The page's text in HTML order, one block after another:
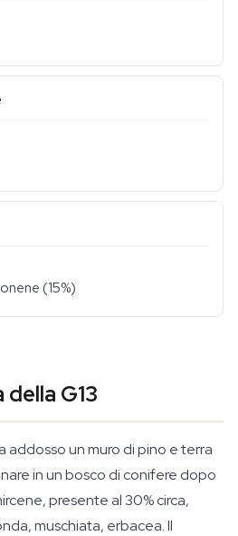
(15%)
G13
addosso un muro di pino e terra
in un bosco di conifere dopo
presente al 30% circa,
muschiata, erbacea. Il